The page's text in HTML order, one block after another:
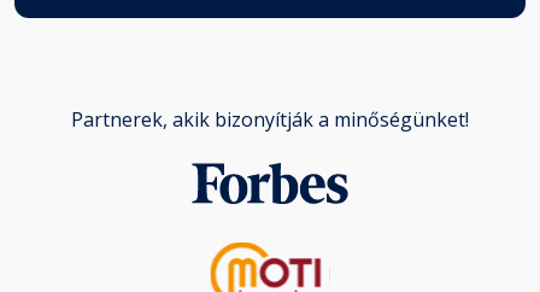
Partnerek, akik bizonyítják a minőségünket!